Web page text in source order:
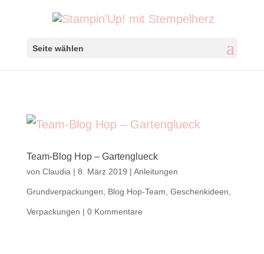
Seite wählen
Team-Blog Hop – Gartenglueck
von Claudia | 8. März 2019 | Anleitungen
Grundverpackungen Blog Hop-Team Geschenkideen
Verpackungen | 0 Kommentare